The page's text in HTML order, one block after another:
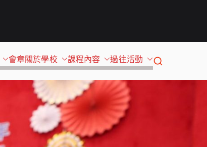
會章關於學校 課程內容 過往活動